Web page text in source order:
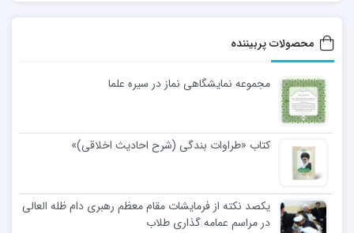
محصولات پربیننده
مجموعه نمایشگاهی نماز در سیره علما
کتاب «طراوات بندگی (شرح احادیث اخلاقی)»
یکصد نکته از فرمایشات مقام معظم رهبری دام ظله العالی
در مراسم عمامه گذاری طلاب